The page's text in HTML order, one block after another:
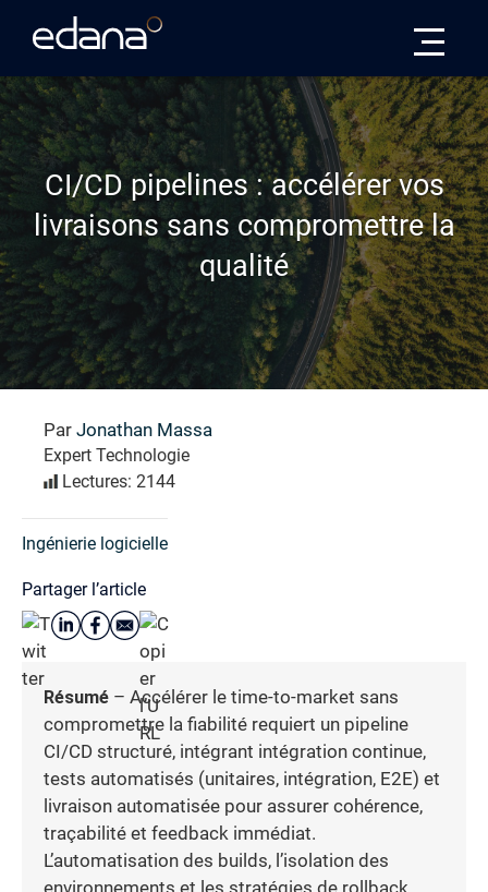
CI/CD pipelines : accélérer vos
livraisons sans compromettre la
qualité
Par Jonathan Massa
Expert Technologie
Lectures: 2144
Ingénierie logicielle
Partager l’article
Résumé – Accélérer le time-to-market sans
compromettre la fiabilité requiert un pipeline
CI/CD structuré, intégrant intégration continue,
tests automatisés (unitaires, intégration, E2E) et
livraison automatisée pour assurer cohérence,
traçabilité et feedback immédiat.
L’automatisation des builds, l’isolation des
environnements et les stratégies de rollback